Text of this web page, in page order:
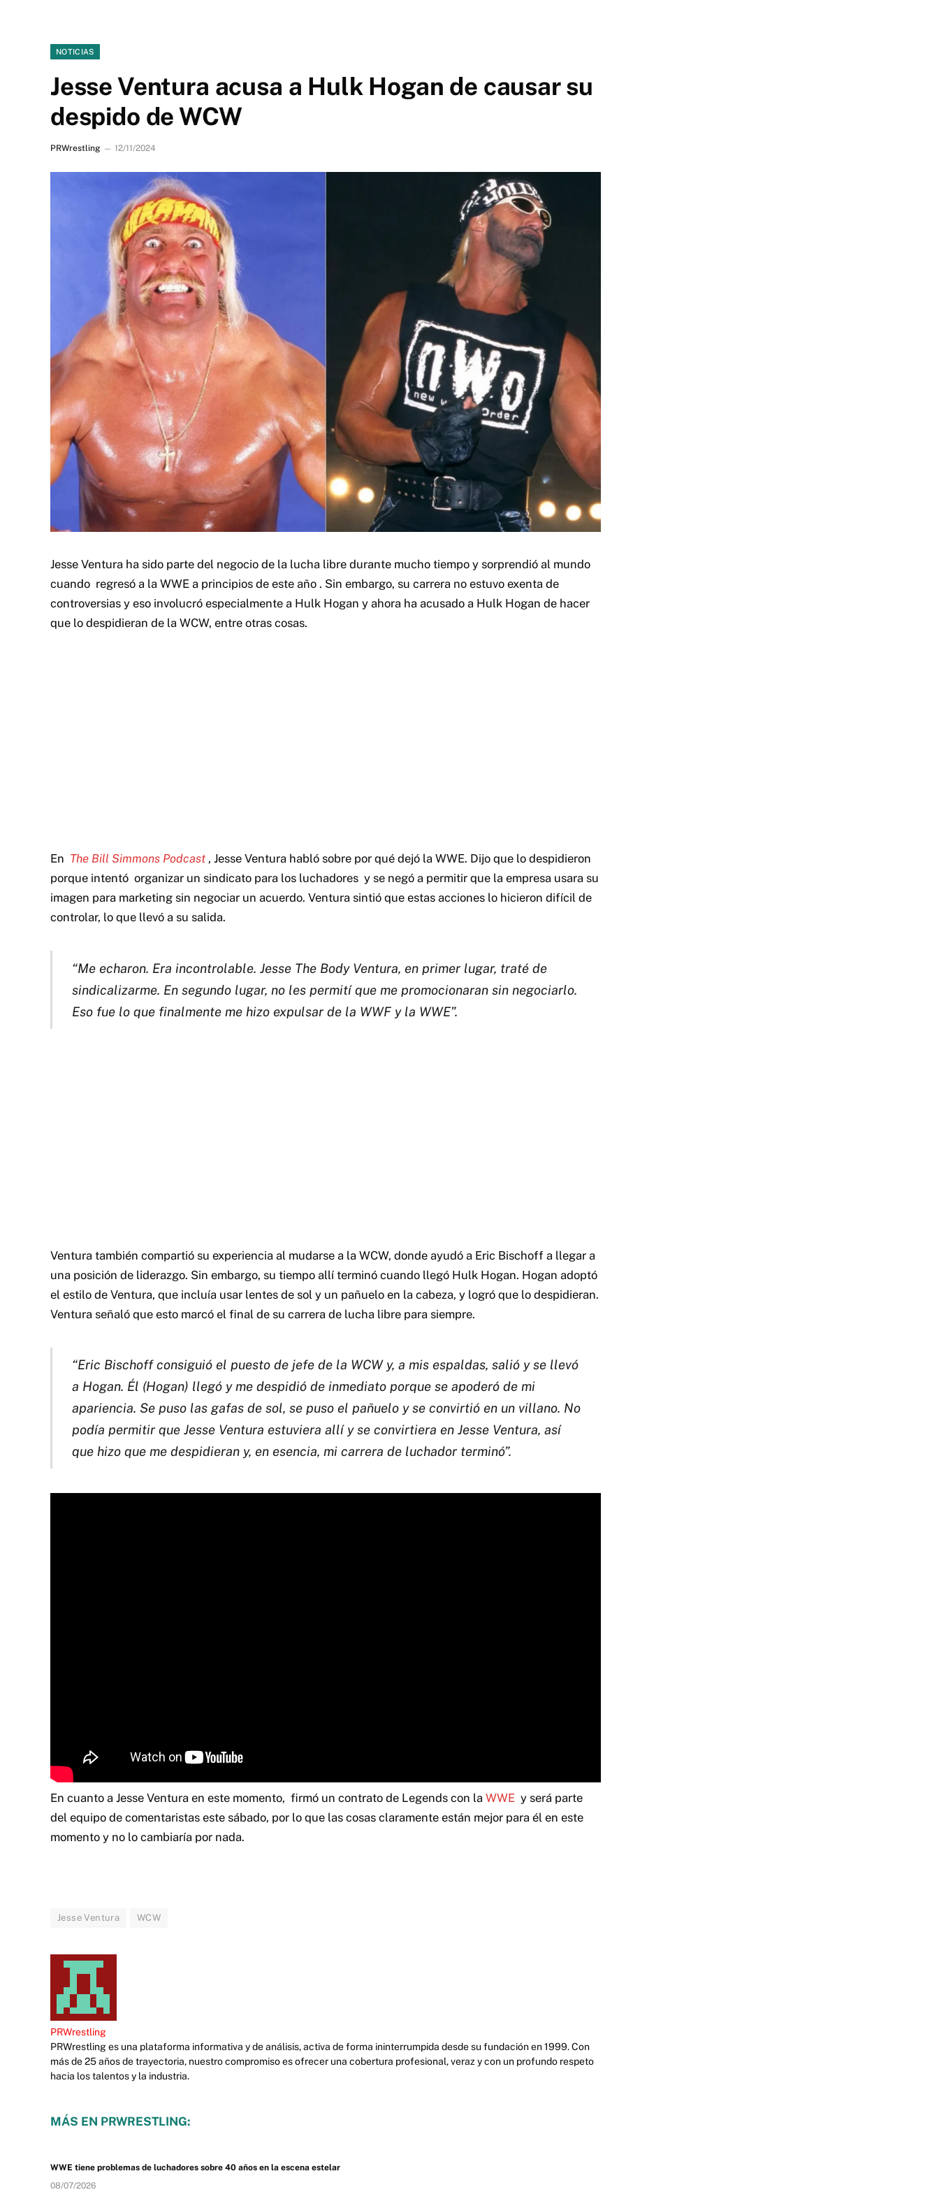
NOTICIAS
Jesse Ventura acusa a Hulk Hogan de causar su
despido de WCW
PRWrestling 12/11/2024
Jesse Ventura ha sido parte del negocio de la lucha libre durante mucho tiempo y sorprendió al mundo
cuando regresó a la WWE a principios de este año . Sin embargo, su carrera no estuvo exenta de
controversias y eso involucró especialmente a Hulk Hogan y ahora ha acusado a Hulk Hogan de hacer
que lo despidieran de la WCW, entre otras cosas.
En The Bill Simmons Podcast , Jesse Ventura habló sobre por qué dejó la WWE. Dijo que lo despidieron
porque intentó organizar un sindicato para los luchadores y se negó a permitir que la empresa usara su
imagen para marketing sin negociar un acuerdo. Ventura sintió que estas acciones lo hicieron difícil de
controlar, lo que llevó a su salida.
“Me echaron. Era incontrolable. Jesse The Body Ventura, en primer lugar, traté de
sindicalizarme. En segundo lugar, no les permití que me promocionaran sin negociarlo.
Eso fue lo que finalmente me hizo expulsar de la WWF y la WWE”.
Ventura también compartió su experiencia al mudarse a la WCW, donde ayudó a Eric Bischoff a llegar a
una posición de liderazgo. Sin embargo, su tiempo allí terminó cuando llegó Hulk Hogan. Hogan adoptó
el estilo de Ventura, que incluía usar lentes de sol y un pañuelo en la cabeza, y logró que lo despidieran.
Ventura señaló que esto marcó el final de su carrera de lucha libre para siempre.
“Eric Bischoff consiguió el puesto de jefe de la WCW y, a mis espaldas, salió y se llevó
a Hogan. Él (Hogan) llegó y me despidió de inmediato porque se apoderó de mi
apariencia. Se puso las gafas de sol, se puso el pañuelo y se convirtió en un villano. No
podía permitir que Jesse Ventura estuviera allí y se convirtiera en Jesse Ventura, así
que hizo que me despidieran y, en esencia, mi carrera de luchador terminó”.
En cuanto a Jesse Ventura en este momento, firmó un contrato de Legends con la WWE y será parte
del equipo de comentaristas este sábado, por lo que las cosas claramente están mejor para él en este
momento y no lo cambiaría por nada.
Jesse Ventura WCW
PRWrestling
PRWrestling es una plataforma informativa y de análisis, activa de forma ininterrumpida desde su fundación en 1999. Con
más de 25 años de trayectoria, nuestro compromiso es ofrecer una cobertura profesional, veraz y con un profundo respeto
hacia los talentos y la industria.
MÁS EN PRWRESTLING:
WWE tiene problemas de luchadores sobre 40 años en la escena estelar
08/07/2026